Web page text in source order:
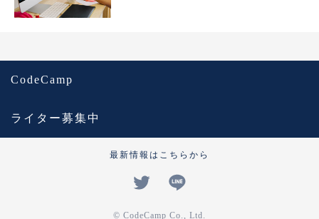
CodeCamp
ライター募集中
最新情報はこちらから
© CodeCamp Co., Ltd.